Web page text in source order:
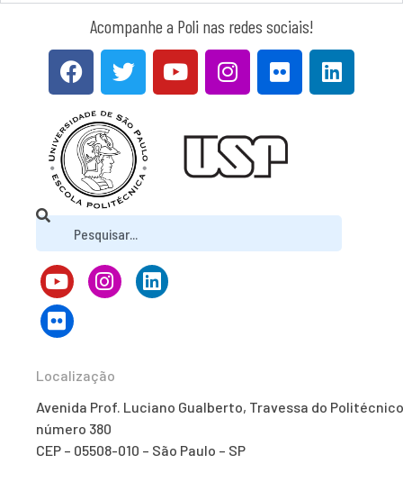
Acompanhe a Poli nas redes sociais!
Localização
Avenida Prof. Luciano Gualberto, Travessa do
número 380
CEP – 05508-010 – São Paulo – SP